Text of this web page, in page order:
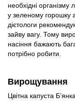
необхідні
у зеленому горошку
дієтологи
зайву вагу. Тому
насіння бажають
потрібно робити.
Вирощування
Цвітна капуста